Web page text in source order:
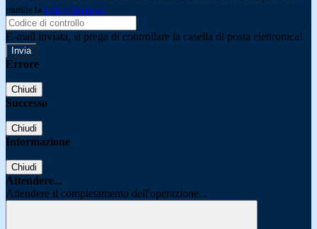
tramite la Login Spaggiari
E-mail inviata, si prega di controllare la casella di posta elettronica!
Errore
Chiudi
Successo
Chiudi
Informazione
Chiudi
Attendere...
Attendere il completamento dell'operazione...